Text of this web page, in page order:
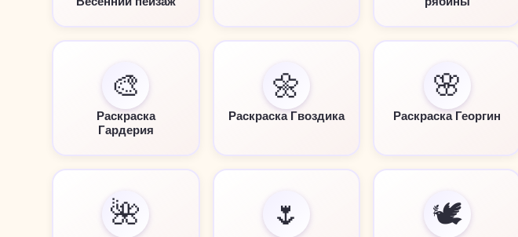
🎨
Раскраска
Гардерия
🌼
Раскраска Гвоздика
🌸
Раскраска Георгин
🌺 🌷 🕊️